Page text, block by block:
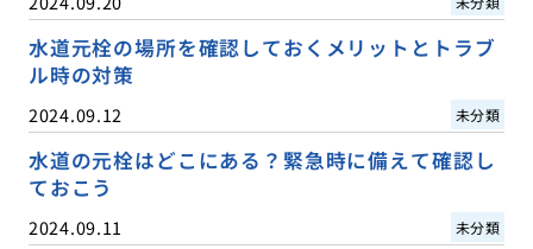
水道元栓の場所を確認しておくメリットとトラブ
ル時の対策
2024.09.12 未分類
水道の元栓はどこにある？緊急時に備えて確認し
ておこう
2024.09.11 未分類